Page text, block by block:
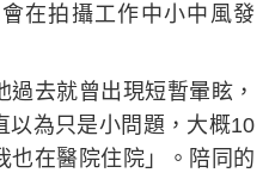
在拍攝工作中小中風發
過去就曾出現短暫暈眩，
以為只是小問題，大概10
也在醫院住院」。陪同的